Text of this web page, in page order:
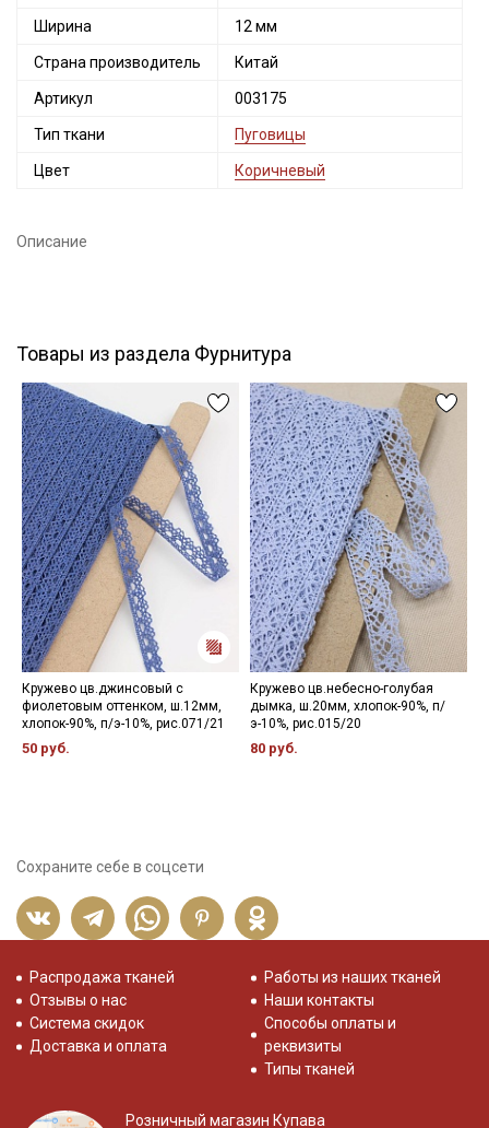
Ширина 12 мм
Страна производитель Китай
Артикул 003175
Тип ткани Пуговицы
Цвет Коричневый
Описание
Товары из раздела Фурнитура
Кружево цв.джинсовый с
фиолетовым оттенком, ш.12мм,
хлопок-90%, п/э-10%, рис.071/21
50 руб.
Кружево цв.небесно-голубая
дымка, ш.20мм, хлопок-90%, п/
э-10%, рис.015/20
80 руб.
Сохраните себе в соцсети
Распродажа тканей
Отзывы о нас
Система скидок
Доставка и оплата
Работы из наших тканей
Наши контакты
Способы оплаты и
реквизиты
Типы тканей
Розничный магазин Купава
категории тканей
информационных рассылок